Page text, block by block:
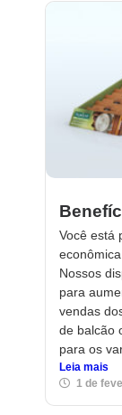
Você está
Nossos
para
vendas
de balcão
para os
Leia mais
1 de